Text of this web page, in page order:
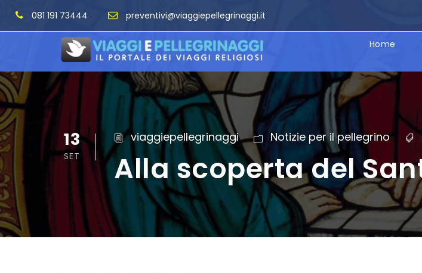
081 191 73444 preventivi@viaggiepellegrinaggi.it
Home
13
SET
viaggiepellegrinaggi Notizie per il pellegrino
Alla scoperta del